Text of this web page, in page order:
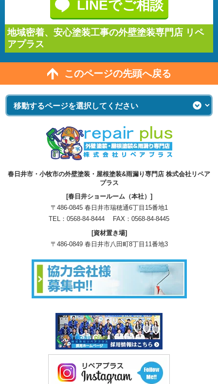
LINEでご相談
地域密着、安心塗装工事の外壁塗装専門店 リペ
アプラス
このページの先頭へ戻る
春日井市・小牧市の外壁塗装・屋根塗装&雨漏り専門店 株式会社リペア
プラス
[春日井ショールーム（本社）]
〒486-0845 春日井市瑞穂通6丁目15番地1
TEL： 0568-84-8444 FAX：0568-84-8445
[資材置き場]
〒486-0849 春日井市八田町8丁目11番地3